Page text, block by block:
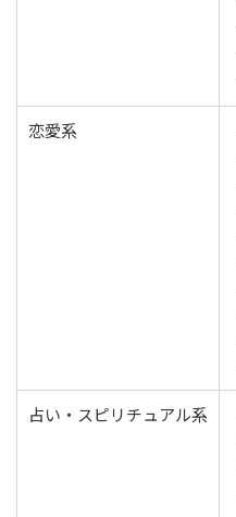
恋愛系
占い・スピリチュアル系